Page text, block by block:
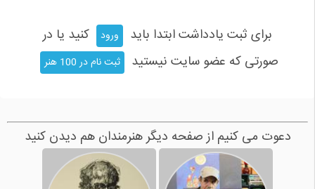
برای ثبت یادداشت ابتدا باید ورود
کنید یا در
صورتی که عضو سایت نیستید
ثبت نام در 100 هنر
دعوت می کنیم از صفحه دیگر هنرمندان هم دیدن کنید